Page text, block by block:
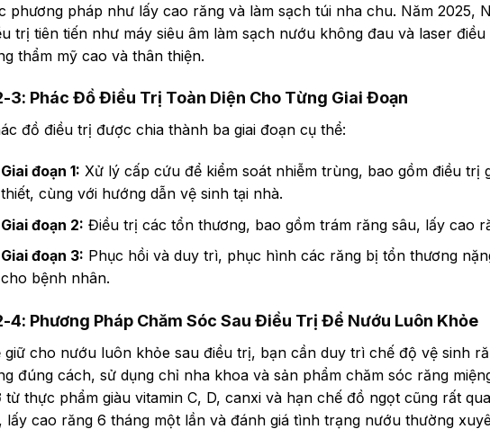
phương pháp như lấy cao răng và làm sạch túi nha chu. Năm 2025,
trị tiên tiến như máy siêu âm làm sạch nướu không đau và laser
thẩm mỹ cao và thân thiện.
3: Phác Đồ Điều Trị Toàn Diện Cho Từng Giai Đoạn
đồ điều trị được chia thành ba giai đoạn cụ thể:
Giai đoạn 1: Xử lý cấp cứu để kiểm soát nhiễm trùng, bao gồm điều trị
thiết, cùng với hướng dẫn vệ sinh tại nhà.
Giai đoạn 2: Điều trị các tổn thương, bao gồm trám răng sâu, lấy cao
Giai đoạn 3: Phục hồi và duy trì, phục hình các răng bị tổn thương
cho bệnh nhân.
4: Phương Pháp Chăm Sóc Sau Điều Trị Để Nướu Luôn Khỏe
giữ cho nướu luôn khỏe sau điều trị, bạn cần duy trì chế độ vệ sinh
đúng cách, sử dụng chỉ nha khoa và sản phẩm chăm sóc răng
từ thực phẩm giàu vitamin C, D, canxi và hạn chế đồ ngọt cũng rất
lấy cao răng 6 tháng một lần và đánh giá tình trạng nướu thường